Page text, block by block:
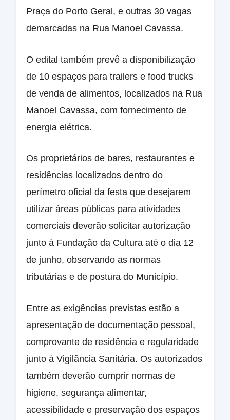
Praça do Porto Geral, e outras 30 vagas
demarcadas na Rua Manoel Cavassa.
O edital também prevê a disponibilização
de 10 espaços para trailers e food trucks
de venda de alimentos, localizados na Rua
Manoel Cavassa, com fornecimento de
energia elétrica.
Os proprietários de bares, restaurantes e
residências localizados dentro do
perímetro oficial da festa que desejarem
utilizar áreas públicas para atividades
comerciais deverão solicitar autorização
junto à Fundação da Cultura até o dia 12
de junho, observando as normas
tributárias e de postura do Município.
Entre as exigências previstas estão a
apresentação de documentação pessoal,
comprovante de residência e regularidade
junto à Vigilância Sanitária. Os autorizados
também deverão cumprir normas de
higiene, segurança alimentar,
acessibilidade e preservação dos espaços